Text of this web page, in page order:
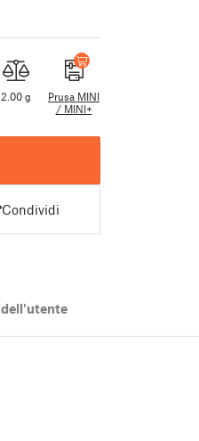
2.00 g
Prusa MINI
/ MINI+
Condividi
dell'utente